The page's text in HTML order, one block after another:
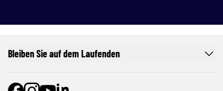
Bleiben Sie auf dem Laufenden